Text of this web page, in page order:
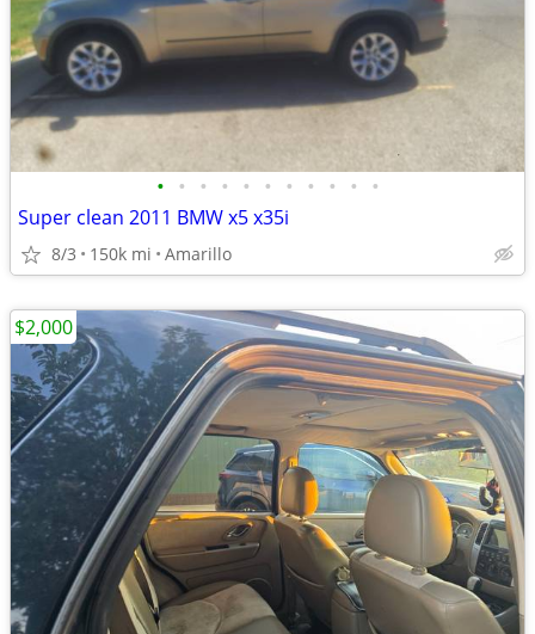
• • • • • • • • • • •
Super clean 2011 BMW x5 x35i
8/3 150k mi Amarillo
$2,000